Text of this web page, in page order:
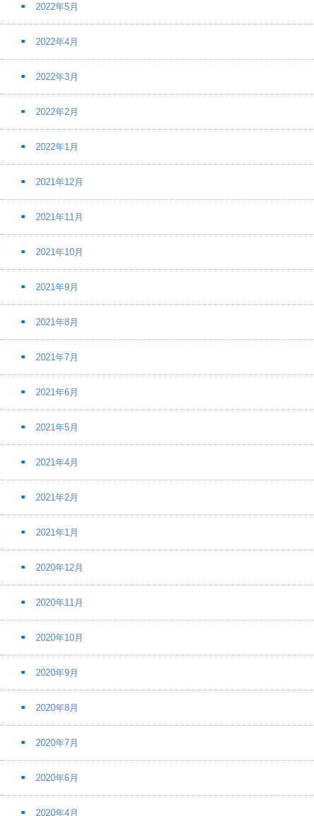
2022年5月
2022年4月
2022年3月
2022年2月
2022年1月
2021年12月
2021年11月
2021年10月
2021年9月
2021年8月
2021年7月
2021年6月
2021年5月
2021年4月
2021年2月
2021年1月
2020年12月
2020年11月
2020年10月
2020年9月
2020年8月
2020年7月
2020年6月
2020年4月